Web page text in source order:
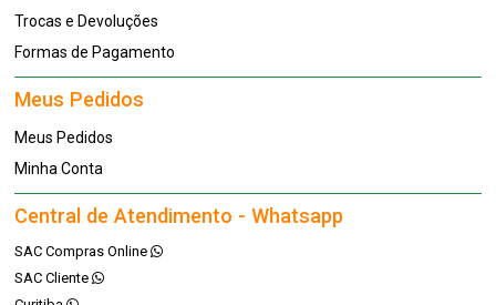
Trocas e Devoluções
Formas de Pagamento
Meus Pedidos
Meus Pedidos
Minha Conta
Central de Atendimento - Whatsapp
SAC Compras Online
SAC Cliente